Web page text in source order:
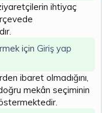
ihtiyaç
için Giriş yap
ibaret olmadığını,
mekân seçiminin